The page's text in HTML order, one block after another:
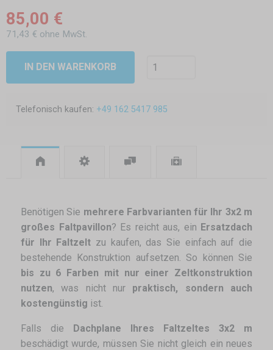
85,00 €
71,43 € ohne MwSt.
IN DEN WARENKORB
Telefonisch kaufen: +49 162 5417 985
Benötigen Sie mehrere Farbvarianten für Ihr 3x2 m
großes Faltpavillon? Es reicht aus, ein Ersatzdach
für Ihr Faltzelt zu kaufen, das Sie einfach auf die
bestehende Konstruktion aufsetzen. So können Sie
bis zu 6 Farben mit nur einer Zeltkonstruktion
nutzen, was nicht nur praktisch, sondern auch
kostengünstig ist.
Falls die Dachplane Ihres Faltzeltes 3x2 m
beschädigt wurde, müssen Sie nicht gleich ein neues